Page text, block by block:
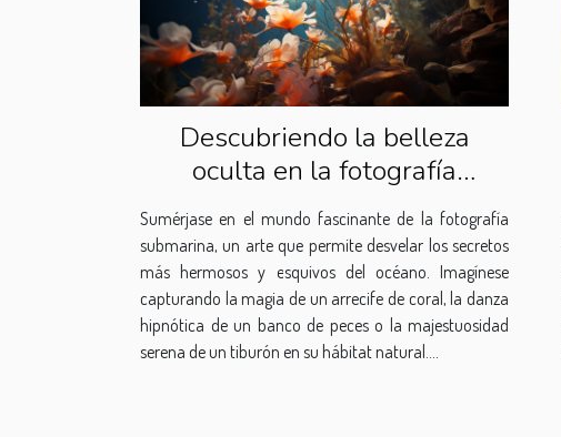
Descubriendo la belleza
oculta en la fotografía
submarina
Sumérjase en el mundo fascinante de la fotografía
submarina, un arte que permite desvelar los secretos
más hermosos y esquivos del océano. Imagínese
capturando la magia de un arrecife de coral, la danza
hipnótica de un banco de peces o la majestuosidad
serena de un tiburón en su hábitat natural....